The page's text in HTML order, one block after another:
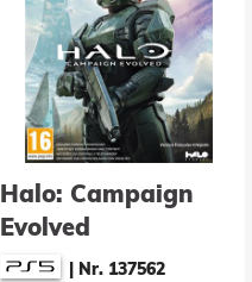
Splatoon Raiders
|Nr. 136242